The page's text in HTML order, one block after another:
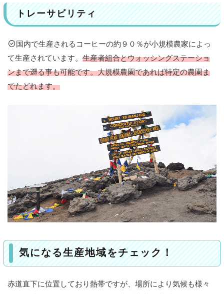
トレーサビリティ
国内で生産されるコーヒーの約９０％が小規模農家によっ
て生産されています。 生産者組合とウォッシングステーショ
ンまで遡る事も可能です。大規模農園であれば特定の農園ま
でたどれます。
気になる生産地域をチェック！
赤道直下に位置しており熱帯ですが、場所により気候も様々